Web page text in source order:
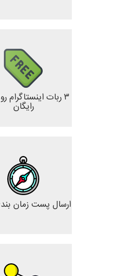
۳ ربات اینستاگرام
رایگان
ارسال پست زمان